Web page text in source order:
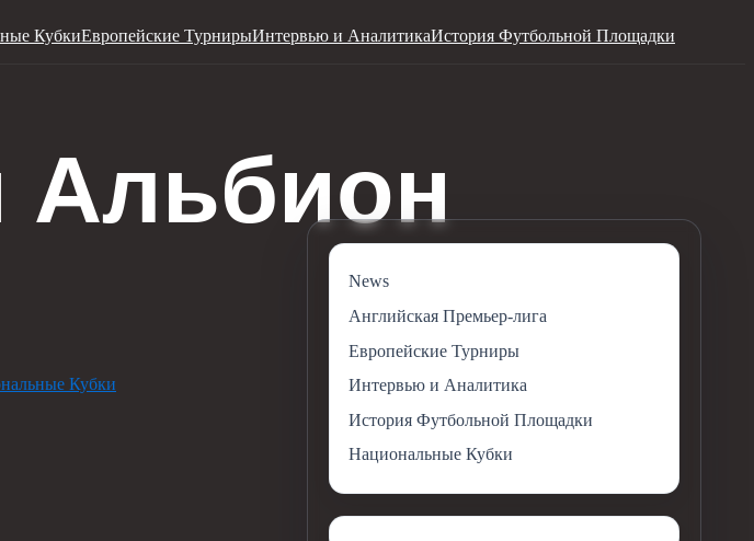
КубкиЕвропейские ТурнирыИнтервью и АналитикаИстория Футбольной Площадки
Кубки
News
Английская Премьер-лига
Европейские Турниры
Интервью и Аналитика
История Футбольной Площадки
Национальные Кубки